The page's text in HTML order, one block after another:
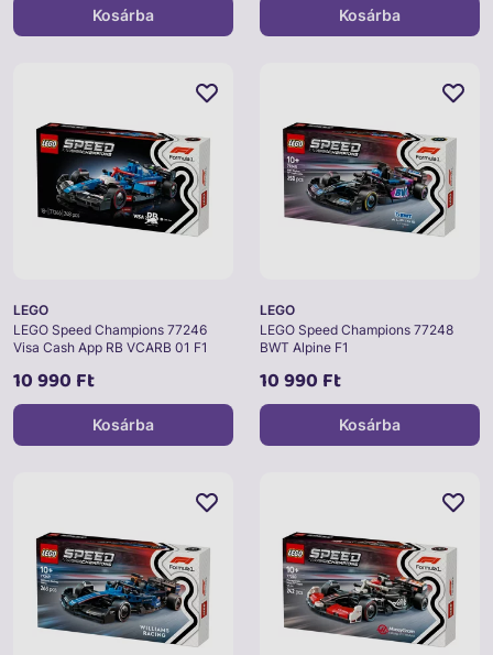
Kosárba Kosárba
LEGO
LEGO Speed Champions 77246
Visa Cash App RB VCARB 01 F1
10 990 Ft
Kosárba
LEGO
LEGO Speed Champions 77248
BWT Alpine F1
10 990 Ft
Kosárba